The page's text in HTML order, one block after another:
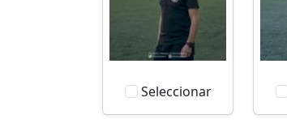
Seleccionar